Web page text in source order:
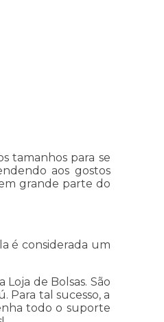
tamanhos para se
aos gostos
grande parte do
é considerada um
de Bolsas. São
Para tal sucesso, a
todo o suporte